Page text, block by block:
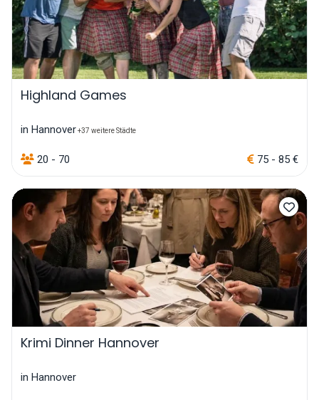
Highland Games
in Hannover+37 weitere Städte
20 - 70 75 - 85 €
Krimi Dinner Hannover
in Hannover